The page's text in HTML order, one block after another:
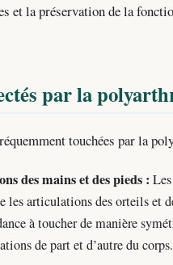
et la préservation de la
par la
touchées par la
des mains et des pieds :
les articulations des orteils et
à toucher de manière
de part et d’autre du corps.